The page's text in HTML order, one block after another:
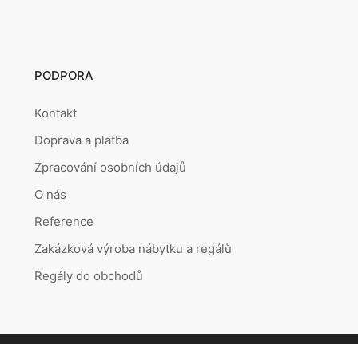
PODPORA
Kontakt
Doprava a platba
Zpracování osobních údajů
O nás
Reference
Zakázková výroba nábytku a regálů
Regály do obchodů